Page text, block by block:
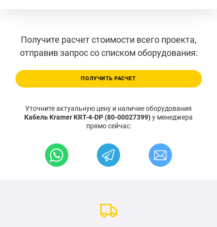
Получите расчет стоимости всего проекта,
отправив запрос со списком оборудования:
ПОЛУЧИТЬ РАСЧЕТ
Уточните актуальную цену и наличие оборудования
Кабель Kramer KRT-4-DP (80-00027399)у менеджера
прямо сейчас: